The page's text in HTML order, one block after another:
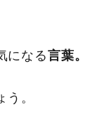
になる言葉。
。